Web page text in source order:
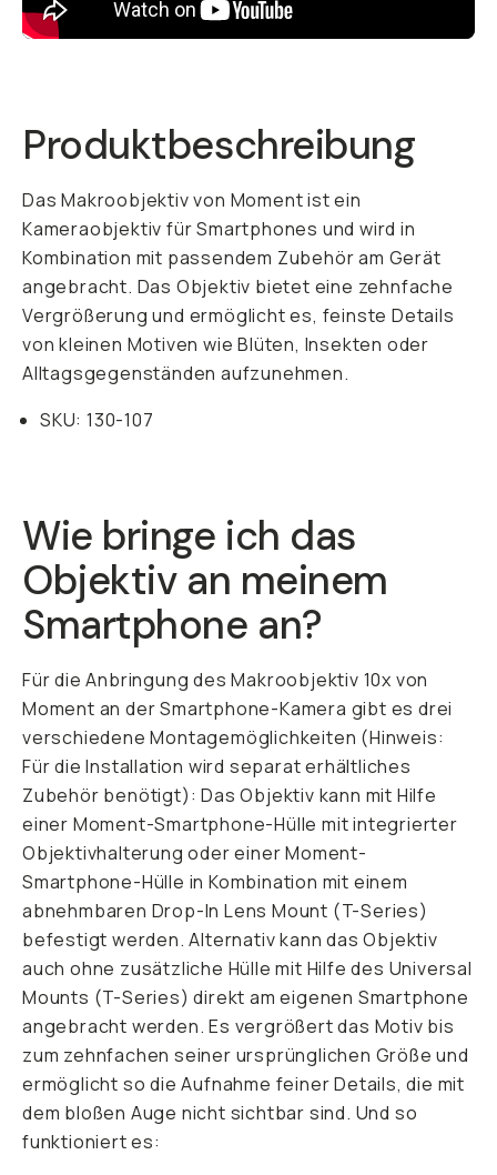
Produktbeschreibung
Das Makroobjektiv von Moment ist ein
Kameraobjektiv für Smartphones und wird in
Kombination mit passendem Zubehör am Gerät
angebracht. Das Objektiv bietet eine zehnfache
Vergrößerung und ermöglicht es, feinste Details
von kleinen Motiven wie Blüten, Insekten oder
Alltagsgegenständen aufzunehmen.
SKU: 130-107
Wie bringe ich das
Objektiv an meinem
Smartphone an?
Für die Anbringung des Makroobjektiv 10x von
Moment an der Smartphone-Kamera gibt es drei
verschiedene Montagemöglichkeiten (Hinweis:
Für die Installation wird separat erhältliches
Zubehör benötigt): Das Objektiv kann mit Hilfe
einer Moment-Smartphone-Hülle mit integrierter
Objektivhalterung oder einer Moment-
Smartphone-Hülle in Kombination mit einem
abnehmbaren Drop-In Lens Mount (T-Series)
befestigt werden. Alternativ kann das Objektiv
auch ohne zusätzliche Hülle mit Hilfe des Universal
Mounts (T-Series) direkt am eigenen Smartphone
angebracht werden. Es vergrößert das Motiv bis
zum zehnfachen seiner ursprünglichen Größe und
ermöglicht so die Aufnahme feiner Details, die mit
dem bloßen Auge nicht sichtbar sind. Und so
funktioniert es:
Already a member? Log in